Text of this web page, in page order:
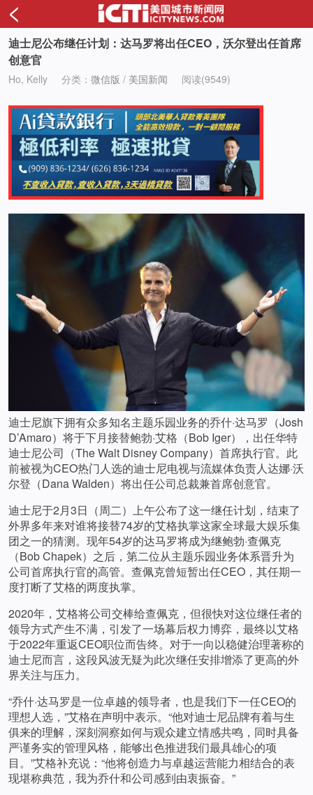
<
迪士尼公布继任计划：达马罗将出任CEO，沃尔登出任首席
创意官
Ho, Kelly 分类： 微信版 / 美国新闻 阅读(9549)
迪士尼旗下拥有众多知名主题乐园业务的乔什·达马罗（Josh
D’Amaro）将于下月接替鲍勃·艾格（Bob Iger），出任华特
迪士尼公司（The Walt Disney Company）首席执行官。此
前被视为CEO热门人选的迪士尼电视与流媒体负责人达娜·沃
尔登（Dana Walden）将出任公司总裁兼首席创意官。
迪士尼于2月3日（周二）上午公布了这一继任计划，结束了
外界多年来对谁将接替74岁的艾格执掌这家全球最大娱乐集
团之一的猜测。现年54岁的达马罗将成为继鲍勃·查佩克
（Bob Chapek）之后，第二位从主题乐园业务体系晋升为
公司首席执行官的高管。查佩克曾短暂出任CEO，其任期一
度打断了艾格的两度执掌。
2020年，艾格将公司交棒给查佩克，但很快对这位继任者的
领导方式产生不满，引发了一场幕后权力博弈，最终以艾格
于2022年重返CEO职位而告终。对于一向以稳健治理著称的
迪士尼而言，这段风波无疑为此次继任安排增添了更高的外
界关注与压力。
“乔什·达马罗是一位卓越的领导者，也是我们下一任CEO的
理想人选，”艾格在声明中表示。“他对迪士尼品牌有着与生
俱来的理解，深刻洞察如何与观众建立情感共鸣，同时具备
严谨务实的管理风格，能够出色推进我们最具雄心的项
目。”艾格补充说：“他将创造力与卓越运营能力相结合的表
现堪称典范，我为乔什和公司感到由衷振奋。”